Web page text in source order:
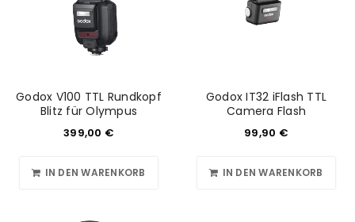
Godox V100 TTL Rundkopf
Blitz für Olympus
399,00 €
IN DEN WARENKORB
Godox IT32 iFlash TTL
Camera Flash
99,90 €
IN DEN WARENKORB